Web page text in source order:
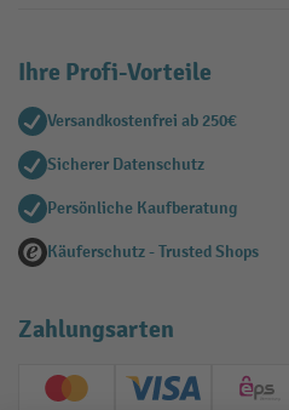
Ihre Profi-Vorteile
Versandkostenfrei ab 250€
Sicherer Datenschutz
Persönliche Kaufberatung
Käuferschutz - Trusted Shops
Zahlungsarten
Creditcard (Master)Creditcard (Visa)
EPS